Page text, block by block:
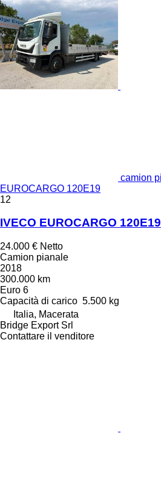
camion
EUROCARGO 120E19
12
IVECO EUROCARGO 120E19
24.000 € Netto
Camion pianale
2018
300.000 km
Euro 6
Capacità di carico 5.500 kg
Italia, Macerata
Bridge Export Srl
Contattare il venditore